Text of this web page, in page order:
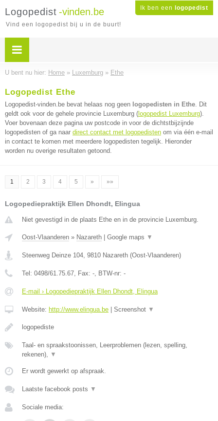
Ik ben een logopedist
Logopedist -vinden.be
Vind een logopedist bij u in de buurt!
U bent nu hier: Home » Luxemburg » Ethe
Logopedist Ethe
Logopedist-vinden.be bevat helaas nog geen logopedisten in Ethe. Dit
geldt ook voor de gehele provincie Luxemburg ( logopedist Luxemburg).
Voer bovenaan deze pagina uw postcode in voor de dichtstbijzijnde
logopedisten of ga naar direct contact met logopedisten om via één e-mail
in contact te komen met meerdere logopedisten tegelijk. Hieronder
worden nu overige resultaten getoond.
1 2 3 4 5 » »»
Logopediepraktijk Ellen Dhondt, Elingua
Niet gevestigd in de plaats Ethe en in de provincie Luxemburg.
Oost-Vlaanderen » Nazareth Google maps ▼
Steenweg Deinze 104, 9810 Nazareth (Oost-Vlaanderen)
Tel: 0498/61.75.67, Fax: -, BTW-nr: -
E-mail › Logopediepraktijk Ellen Dhondt, Elingua
Website: http://www.elingua.be Screenshot ▼
logopediste
Taal- en spraakstoonissen, Leerproblemen (lezen, spelling,
rekenen), ▼
Er wordt gewerkt op afspraak.
Laatste facebook posts ▼
Sociale media: